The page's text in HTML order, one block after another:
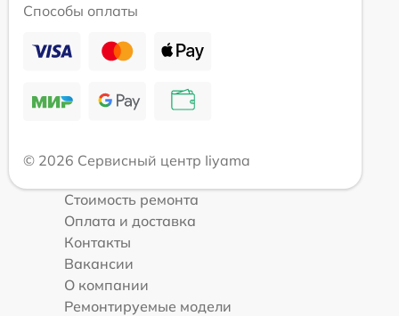
Способы оплаты
© 2026 Сервисный центр Iiyama
Стоимость ремонта
Оплата и доставка
Контакты
Вакансии
О компании
Ремонтируемые модели